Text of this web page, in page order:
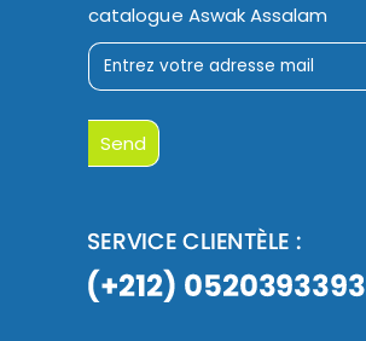
catalogue Aswak Assalam